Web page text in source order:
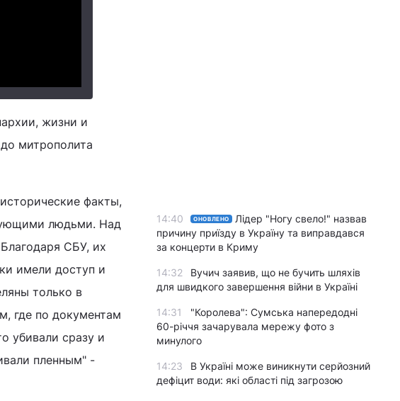
жизни и
митрополита
факты,
людьми. Над
СБУ, их
имели доступ и
только в
где по документам
убивали сразу и
пленным" -
14:40 ОНОВЛЕНО
Лідер "Ногу свело!" назвав
причину приїзду в Україну та виправдався
за концерти в Криму
14:32
Вучич заявив, що не бучить шляхів
для швидкого завершення війни в Україні
14:31
"Королева": Сумська напередодні
60-річчя зачарувала мережу фото з
минулого
14:23
В Україні може виникнути серйозний
дефіцит води: які області під загрозою